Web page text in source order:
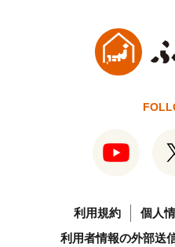
利用規約
個人
利用者情報の外部送